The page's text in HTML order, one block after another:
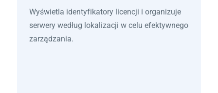
Wyświetla identyfikatory licencji i organizuje
serwery według lokalizacji w celu efektywnego
zarządzania.